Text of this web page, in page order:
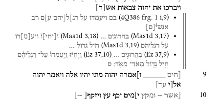
ויברכו את יהוה צבאות אש ר
(4Q386 frg. 1 i,9) בם ויעמדו על רג]ל[יהם ע]ם רב
אנשי֯ ם
(Mas1d 3,17) בהרוגים …
(Mas1d 3,18) ו יחי ו֯ ויע מ דו
על רגליהם (Mas1d 3,19) חיל גדול …
(Ez 37,9) בַּהֲרוּגִ֥ים …
(Ez 37,10) וַיִּֽחְי֗וּ וַיַּֽעַמְדוּ֙ עַל־ רַגְלֵיהֶ֔ם
חַ֖יִל גָּד֥וֹל מְאֹד־ מְאֹֽד׃ ס
9 [חים ו]אמרה יהוה מתי יהיו אלה ויאמר יהוה
אל[י עד]
10 [אשר -- ומקץ י]מים יכף עץ ויזקף[ --]